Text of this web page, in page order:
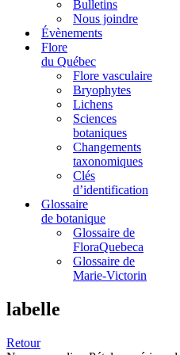
Bulletins
Nous joindre
Évènements
Flore
du Québec
Flore vasculaire
Bryophytes
Lichens
Sciences
botaniques
Changements
taxonomiques
Clés
d’identification
Glossaire
de botanique
Glossaire de
FloraQuebeca
Glossaire de
Marie-Victorin
labelle
Retour